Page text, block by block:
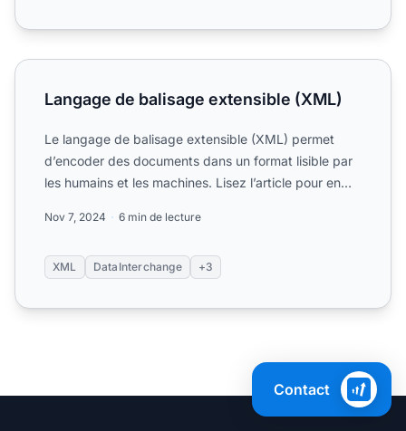
Langage de balisage extensible (XML)
Langage de balisage extensible (XML)
Le langage de balisage extensible (XML) permet
d’encoder des documents dans un format lisible par
les humains et les machines. Lisez l’article pour en
Nov 7, 2024 6 min de lecture
XML DataInterchange +3
Contact